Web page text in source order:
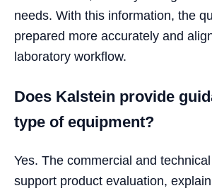
needs. With this information, the
prepared more accurately and
laboratory workflow.
Does Kalstein provide
type of equipment?
Yes. The commercial and
support product evaluation,